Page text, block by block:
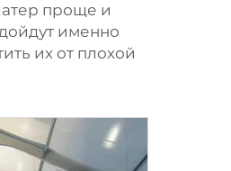
проще и
именно
их от плохой